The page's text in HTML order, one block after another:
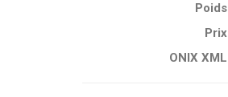
Poids
Prix
ONIX XML